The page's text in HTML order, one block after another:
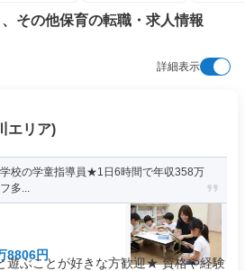
その他保育の転職・求人情報
詳細表示
エリア)
学校の学童指導員★1日6時間で年収358万
多...
8806円
遊ぶことが好きな方歓迎★ 資格や経験